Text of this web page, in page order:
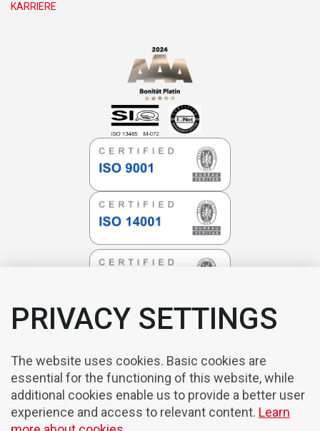
KARRIERE
PRIVACY SETTINGS
The website uses cookies. Basic cookies are
essential for the functioning of this website, while
additional cookies enable us to provide a better user
experience and access to relevant content. Learn